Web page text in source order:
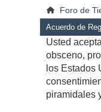
Foro de
Acuerdo de
Usted
obsceno,
los Estados
piramidales